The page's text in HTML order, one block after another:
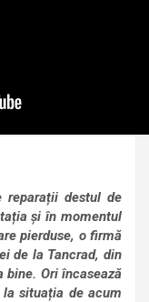
reparații destul de
și în momentul
pierduse, o firmă
de la Tancrad, din
bine. Ori încasează
situația de acum